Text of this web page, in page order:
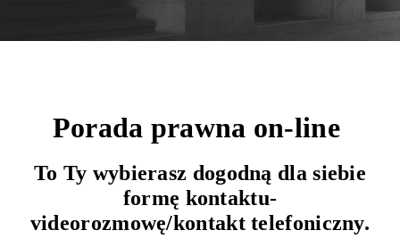
Porada prawna on-line
To Ty wybierasz dogodną dla siebie
formę kontaktu-
videorozmowę/kontakt telefoniczny.